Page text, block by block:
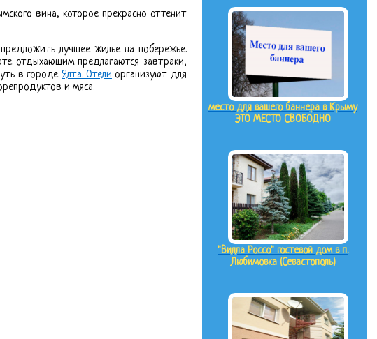
вина, которое прекрасно оттенит
лучшее жилье на побережье.
отдыхающим предлагаются завтраки,
в городе Ялта. Отелиорганизуют для
и мяса.
место для вашего баннера в Крыму
ЭТО МЕСТО СВОБОДНО
"Вилла Россо" гостевой дом в п.
Любимовка (Севастополь)